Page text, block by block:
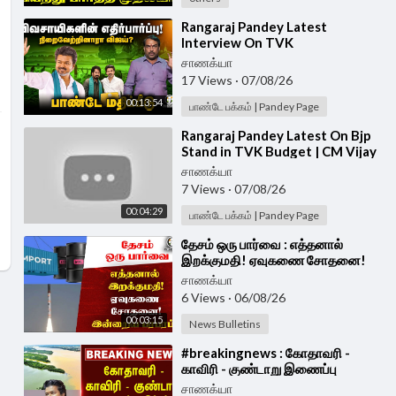
00:13:54
⁣Rangaraj Pandey Latest
Interview On TVK
Government's Agri Budget | CM
Vijay | EPS | Udhayanidhi |DMK
சாணக்யா
17 Views · 07/08/26
பாண்டே பக்கம் | Pandey Page
00:04:29
⁣Rangaraj Pandey Latest On Bjp
Stand in TVK Budget | CM Vijay
| Nainar Nagenthran | Vinoth |
Wilson
சாணக்யா
7 Views · 07/08/26
பாண்டே பக்கம் | Pandey Page
00:03:15
⁣தேசம் ஒரு பார்வை : எத்தனால்
இறக்குமதி! ஏவுகணை சோதனை!
இன்றைய பரபரப்பு
சாணக்யா
6 Views · 06/08/26
News Bulletins
⁣#breakingnews : கோதாவரி -
காவிரி - குண்டாறு இணைப்பு
திட்டம்... தீர்வு சொன்ன Vijay...| TVK
சாணக்யா